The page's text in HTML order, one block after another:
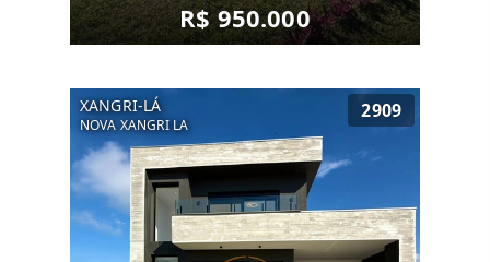
R$ 950.000
XANGRI-LÁ
NOVA XANGRI LA
2909